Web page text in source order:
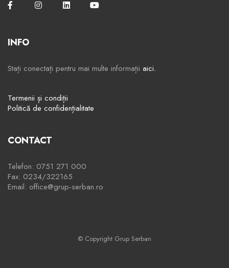
INFO
Stați conectați pentru mai multe informații aici.
Termenii și condiții
Politică de confidențialitate
CONTACT
Telefon: 0751 271 000
Fax: 0234/322165
Email: office@grup-serban.ro
© Copyright Grup Serban